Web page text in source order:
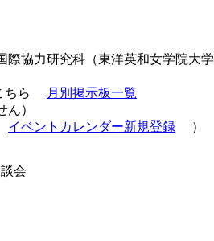
協力研究科（東洋英和女学院大
ちら
月別掲示板一覧
ん）
イベントカレンダー新規登録 ）
会